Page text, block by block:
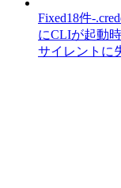
Fixed18件-
にCLIが起動
サイレントに